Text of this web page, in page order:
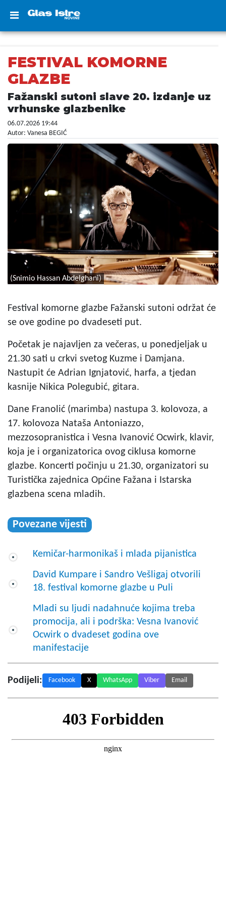
FESTIVAL KOMORNE
GLAZBE
Fažanski sutoni slave 20. izdanje uz
vrhunske glazbenike
06.07.2026 19:44
Autor: Vanesa BEGIĆ
(Snimio Hassan Abdelghani)
Festival komorne glazbe Fažanski sutoni održat će
se ove godine po dvadeseti put.
Početak je najavljen za večeras, u ponedjeljak u
21.30 sati u crkvi svetog Kuzme i Damjana.
Nastupit će Adrian Ignjatović, harfa, a tjedan
kasnije Nikica Polegubić, gitara.
Dane Franolić (marimba) nastupa 3. kolovoza, a
17. kolovoza Nataša Antoniazzo,
mezzosopranistica i Vesna Ivanović Ocwirk, klavir,
koja je i organizatorica ovog ciklusa komorne
glazbe. Koncerti počinju u 21.30, organizatori su
Turistička zajednica Općine Fažana i Istarska
glazbena scena mladih.
Povezane vijesti
Kemičar-harmonikaš i mlada pijanistica
David Kumpare i Sandro Vešligaj otvorili
18. festival komorne glazbe u Puli
Mladi su ljudi nadahnuće kojima treba
promocija, ali i podrška: Vesna Ivanović
Ocwirk o dvadeset godina ove
manifestacije
Podijeli: Facebook X WhatsApp Viber Email